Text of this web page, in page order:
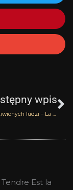
wpis
Świat pełen zdziwionych ludzi – La Panthere de Cartier (cykl szyprowy 4)
Est la